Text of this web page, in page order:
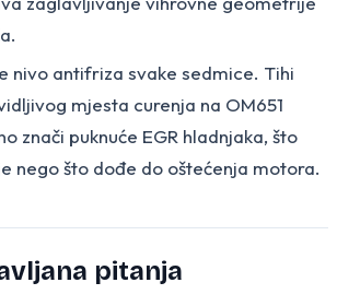
nivo antifriza svake sedmice. Tihi
mjesta curenja na OM651
znači puknuće EGR hladnjaka, što
nego što dođe do oštećenja motora.
pitanja